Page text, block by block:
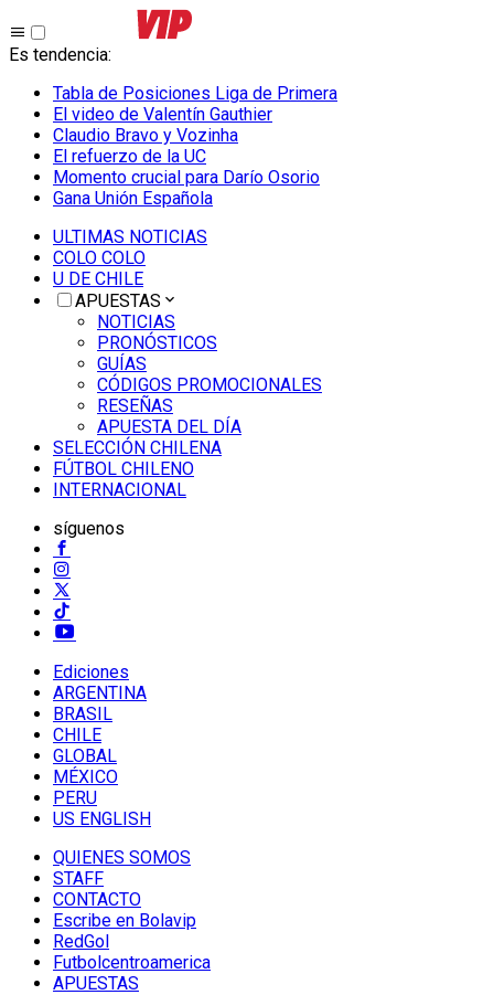
Es tendencia:
Tabla de Posiciones Liga de Primera
El video de Valentín Gauthier
Claudio Bravo y Vozinha
El refuerzo de la UC
Momento crucial para Darío Osorio
Gana Unión Española
ULTIMAS NOTICIAS
COLO COLO
U DE CHILE
APUESTAS
NOTICIAS
PRONÓSTICOS
GUÍAS
CÓDIGOS PROMOCIONALES
RESEÑAS
APUESTA DEL DÍA
SELECCIÓN CHILENA
FÚTBOL CHILENO
INTERNACIONAL
síguenos
Ediciones
ARGENTINA
BRASIL
CHILE
GLOBAL
MÉXICO
PERU
US ENGLISH
QUIENES SOMOS
STAFF
CONTACTO
Escribe en Bolavip
RedGol
Futbolcentroamerica
APUESTAS